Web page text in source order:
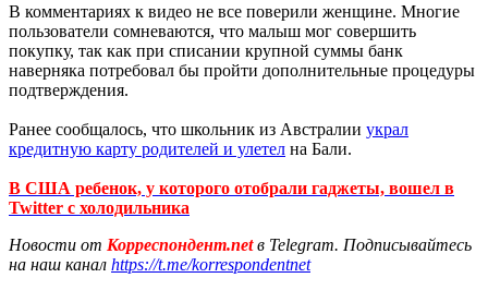
В комментариях к видео не все поверили женщине. Многие
пользователи сомневаются, что малыш мог совершить
покупку, так как при списании крупной суммы банк
наверняка потребовал бы пройти дополнительные процедуры
подтверждения.
Ранее сообщалось, что школьник из Австралии украл
кредитную карту родителей и улетел на Бали.
В США ребенок, у которого отобрали гаджеты, вошел в
Twitter с холодильника
Новости от Корреспондент.netв Telegram. Подписывайтесь
на наш канал https://t.me/korrespondentnet